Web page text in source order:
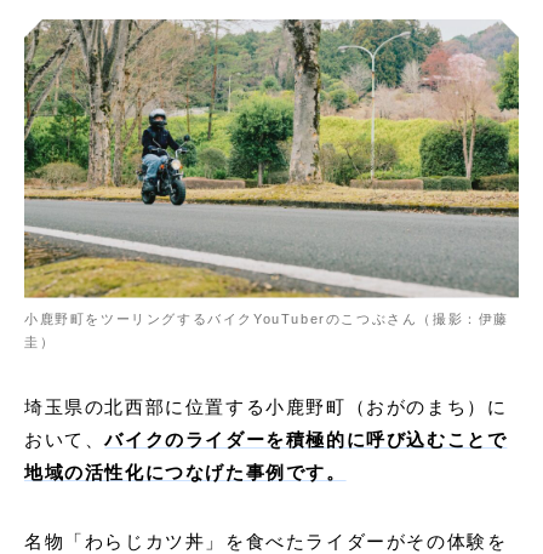
小鹿野町をツーリングするバイクYouTuberのこつぶさん（撮影：伊藤
圭）
埼玉県の北西部に位置する小鹿野町（おがのまち）に
おいて、バイクのライダーを積極的に呼び込むことで
地域の活性化につなげた事例です。
名物「わらじカツ丼」を食べたライダーがその体験を